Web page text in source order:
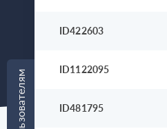
ID422603
ID1122095
ID481795